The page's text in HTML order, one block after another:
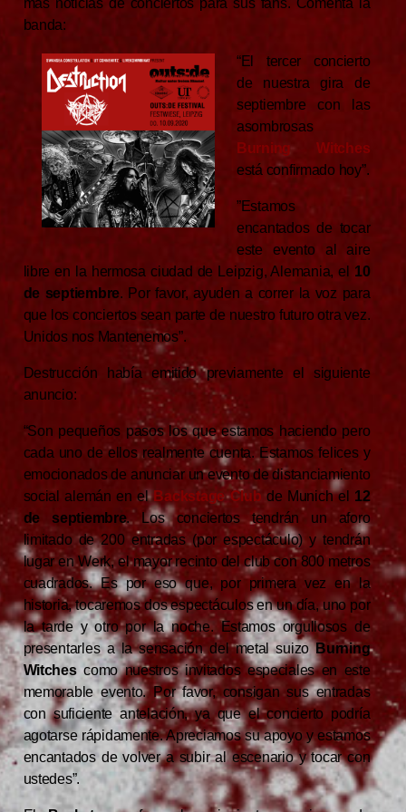
más noticias de conciertos para sus fans. Comenta la
banda:
“El tercer concierto
de nuestra gira de
septiembre con las
asombrosas
Burning Witches
está confirmado hoy”.
”Estamos
encantados de tocar
este evento al aire
libre en la hermosa ciudad de Leipzig, Alemania, el 10
de septiembre. Por favor, ayuden a correr la voz para
que los conciertos sean parte de nuestro futuro otra vez.
Unidos nos Mantenemos”.
Destrucción había emitido previamente el siguiente
anuncio:
“Son pequeños pasos los que estamos haciendo pero
cada uno de ellos realmente cuenta. Estamos felices y
emocionados de anunciar un evento de distanciamiento
social alemán en el Backstage Club de Munich el 12
de septiembre. Los conciertos tendrán un aforo
limitado de 200 entradas (por espectáculo) y tendrán
lugar en Werk, el mayor recinto del club con 800 metros
cuadrados. Es por eso que, por primera vez en la
historia, tocaremos dos espectáculos en un día, uno por
la tarde y otro por la noche. Estamos orgullosos de
presentarles a la sensación del metal suizoBurning
Witchescomo nuestros invitados especiales en este
memorable evento. Por favor, consigan sus entradas
con suficiente antelación, ya que el concierto podría
agotarse rápidamente. Apreciamos su apoyo y estamos
encantados de volver a subir al escenario y tocar con
ustedes”.